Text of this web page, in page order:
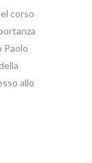
corso
Paolo
allo